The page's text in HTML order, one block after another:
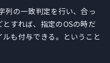
列の一致判定を行い、合っ
すれば、指定のOSの時だ
も付与できる。ということ